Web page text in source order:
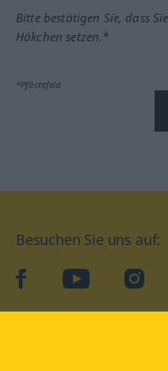
Bitte bestätigen Sie, dass
Häkchen setzen.*
*Pflichtfeld
Besuchen Sie uns auf:
facebookYouTube